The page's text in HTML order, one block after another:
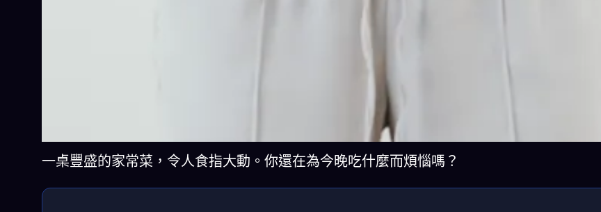
一桌豐盛的家常菜，令人食指大動。你還在為今晚吃什麼而煩惱嗎？